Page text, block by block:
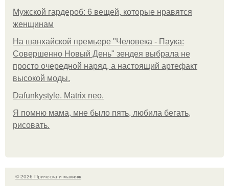
Мужской гардероб: 6 вещей, которые нравятся
женщинам
На шанхайской премьере "Человека - Паука:
Совершенно Новый День" зендея выбрала не
просто очередной наряд, а настоящий артефакт
высокой моды.
Dafunkystyle. Matrix neo.
Я помню мама, мне было пять, любила бегать,
рисовать.
© 2026 Прическа и макияж